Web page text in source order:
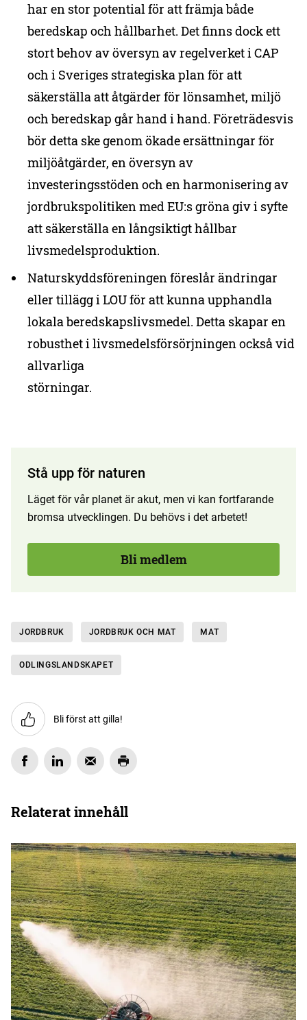
har en stor potential för att främja både
beredskap och hållbarhet. Det finns dock ett
stort behov av översyn av regelverket i CAP
och i Sveriges strategiska plan för att
säkerställa att åtgärder för lönsamhet, miljö
och beredskap går hand i hand. Företrädesvis
bör detta ske genom ökade ersättningar för
miljöåtgärder, en översyn av
investeringsstöden och en harmonisering av
jordbrukspolitiken med EU:s gröna giv i syfte
att säkerställa en långsiktigt hållbar
livsmedelsproduktion.
Naturskyddsföreningen föreslår ändringar
eller tillägg i LOU för att kunna upphandla
lokala beredskapslivsmedel. Detta skapar en
robusthet i livsmedelsförsörjningen också vid
allvarliga
störningar.
Stå upp för naturen
Läget för vår planet är akut, men vi kan fortfarande
bromsa utvecklingen. Du behövs i det arbetet!
Bli medlem
JORDBRUK JORDBRUK OCH MAT MAT
ODLINGS­LANDSKAPET
Bli först att gilla!
Relaterat innehåll